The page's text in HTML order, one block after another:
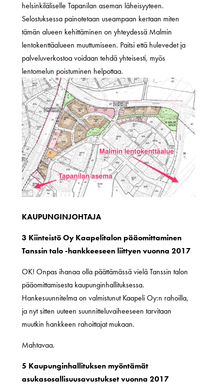
helsinkiläliselle Tapanilan aseman läheisyyteen.
Selostuksessa painotetaan useampaan kertaan miten
tämän alueen kehittäminen on yhteydessä Malmin
lentokenttäalueen muuttumiseen. Paitsi että hulevedet ja
palveluverkostoa voidaan tehdä yhteisesti, myös
lentomelun poistuminen helpottaa.
KAUPUNGINJOHTAJA
3 Kiinteistö Oy Kaapelitalon pääomittaminen
Tanssin talo -hankkeeseen liittyen vuonna 2017
OK! Onpas ihanaa olla päättämässä vielä Tanssin talon
pääomittamisesta kaupunginhallituksessa.
Hankesuunnitelma on valmistunut Kaapeli Oy:n rahoilla,
ja nyt sitten uuteen suunnitteluvaiheeseen tarvitaan
muutkin hankkeen rahoittajat mukaan.
Mahtavaa.
5 Kaupunginhallituksen myöntämät
asukasosallisuusavustukset vuonna 2017